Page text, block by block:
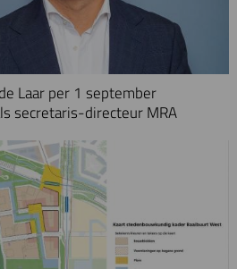
Laar per 1 september
secretaris-directeur MRA